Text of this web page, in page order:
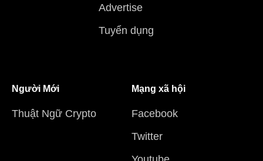
Advertise
Tuyển dụng
Người Mới
Thuật Ngữ Crypto
Mạng xã hội
Facebook
Twitter